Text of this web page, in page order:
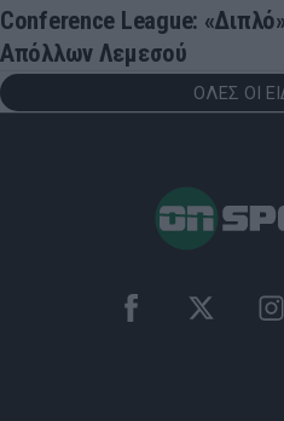
Conference League:
Απόλλων Λεμεσού
ΟΛΕΣ ΟΙ